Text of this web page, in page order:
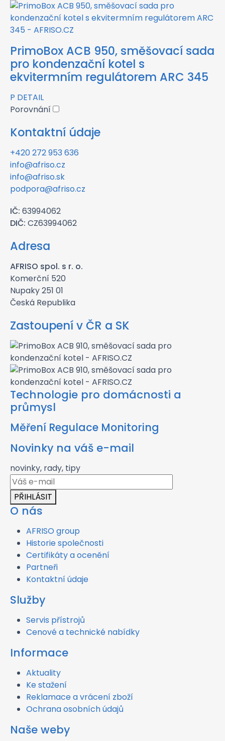
PrimoBox ACB 950, směšovací sada
pro kondenzační kotel s
ekvitermním regulátorem ARC 345
P DETAIL
Porovnání
Kontaktní údaje
+420 272 953 636
info@afriso.cz
info@afriso.sk
podpora@afriso.cz
IČ: 63994062
DIČ: CZ63994062
Adresa
AFRISO spol. s r. o.
Komerční 520
Nupaky 251 01
Česká Republika
Zastoupení v ČR a SK
Technologie pro domácnosti a
průmysl
Měření Regulace Monitoring
Novinky na váš e-mail
novinky, rady, tipy
PŘIHLÁSIT
O nás
AFRISO group
Historie společnosti
Certifikáty a ocenění
Partneři
Kontaktní údaje
Služby
Servis přístrojů
Cenové a technické nabídky
Informace
Aktuality
Ke stažení
Reklamace a vrácení zboží
Ochrana osobních údajů
Naše weby